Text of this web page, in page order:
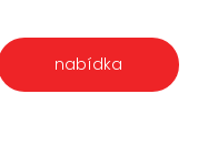
nabídka